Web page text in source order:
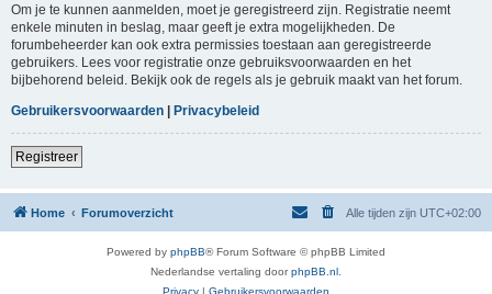
Om je te kunnen aanmelden, moet je geregistreerd zijn. Registratie neemt
enkele minuten in beslag, maar geeft je extra mogelijkheden. De
forumbeheerder kan ook extra permissies toestaan aan geregistreerde
gebruikers. Lees voor registratie onze gebruiksvoorwaarden en het
bijbehorend beleid. Bekijk ook de regels als je gebruik maakt van het forum.
Gebruikersvoorwaarden | Privacybeleid
Registreer
Home Forumoverzicht Alle tijden zijn UTC+02:00
Powered by phpBB® Forum Software © phpBB Limited
Nederlandse vertaling doorphpBB.nl
Privacy | Gebruikersvoorwaarden